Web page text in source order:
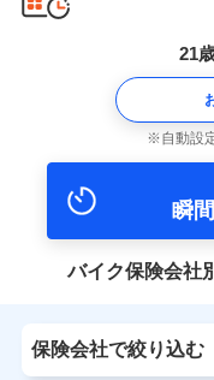
21
自動設
瞬
バイク保険会社
保険会社で絞り込む